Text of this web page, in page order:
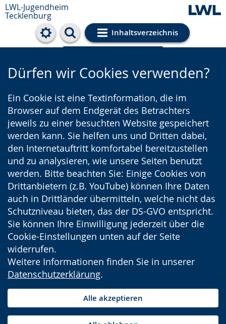
LWL-Jugendheim
Tecklenburg
Inhaltsverzeichnis
Cookie-Einstellungen
Dürfen wir Cookies verwenden?
Ein Cookie ist eine Textinformation, die im
Browser auf dem Endgerät des Betrachters
jeweils zu einer besuchten Website gespeichert
werden kann. Sie helfen uns und Dritten dabei,
den Internetauftritt komfortabel bereitzustellen
und zu analysieren, wie unsere Seiten benutzt
werden. Bitte beachten Sie: Einige Cookies von
Drittanbietern (z.B. YouTube) können Ihre Daten
auch in Drittländer übermitteln, welche nicht das
Schutzniveau bieten, das der DS-GVO entspricht.
Sie können Ihre Einwilligung jederzeit über die
Cookie-Einstellungen unten auf der Seite
widerrufen.
Weitere Informationen finden Sie in unserer
Datenschutzerklärung.
Alle akzeptieren